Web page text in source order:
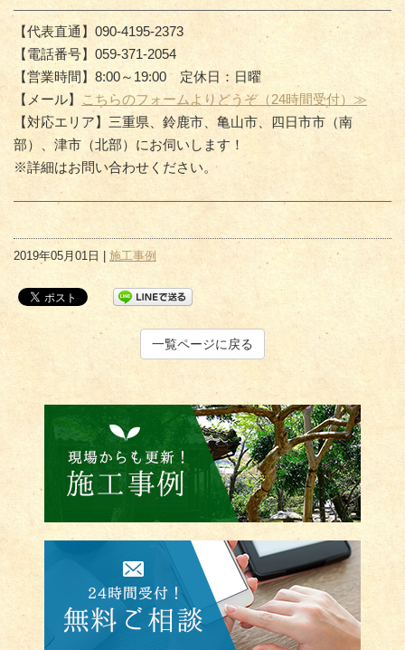
【代表直通】090-4195-2373
【電話番号】059-371-2054
【営業時間】8:00～19:00 定休日：日曜
【メール】
こちらのフォームよりどうぞ（24時間受付）≫
【対応エリア】三重県、鈴鹿市、亀山市、四日市市（南
部）、津市（北部）にお伺いします！
※詳細はお問い合わせください。
2019年05月01日 | 施工事例
一覧ページに戻る